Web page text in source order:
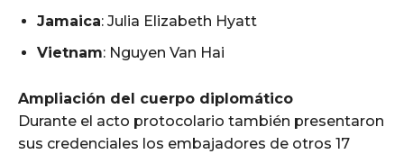
Jamaica: Julia Elizabeth Hyatt
Vietnam: Nguyen Van Hai
Ampliación del cuerpo diplomático
Durante el acto protocolario también presentaron
sus credenciales los embajadores de otros 17